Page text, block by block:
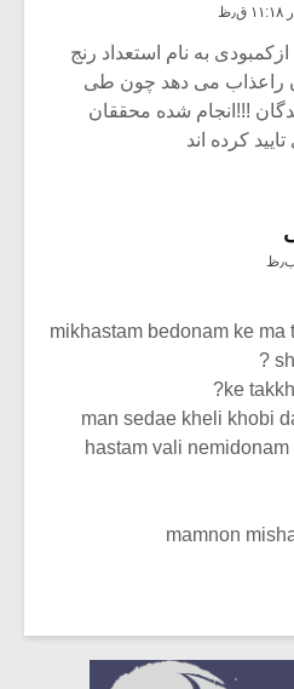
به نام استعداد رنج
راعذاب می دهد چون طی
!!!انجام شده محققان
کرده اند
mikhastam bedonam ke ma
ke
man sedae kheli khobi
hastam vali
mamnon